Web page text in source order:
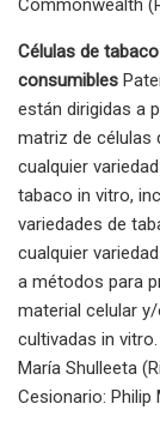
Commonwealth
Células de
consumibles
están dirigidas a
matriz de células
cualquier
tabaco in vitro,
variedades de
cualquier
a métodos para
material celular
cultivadas in
María Shulleeta
Cesionario: Philip